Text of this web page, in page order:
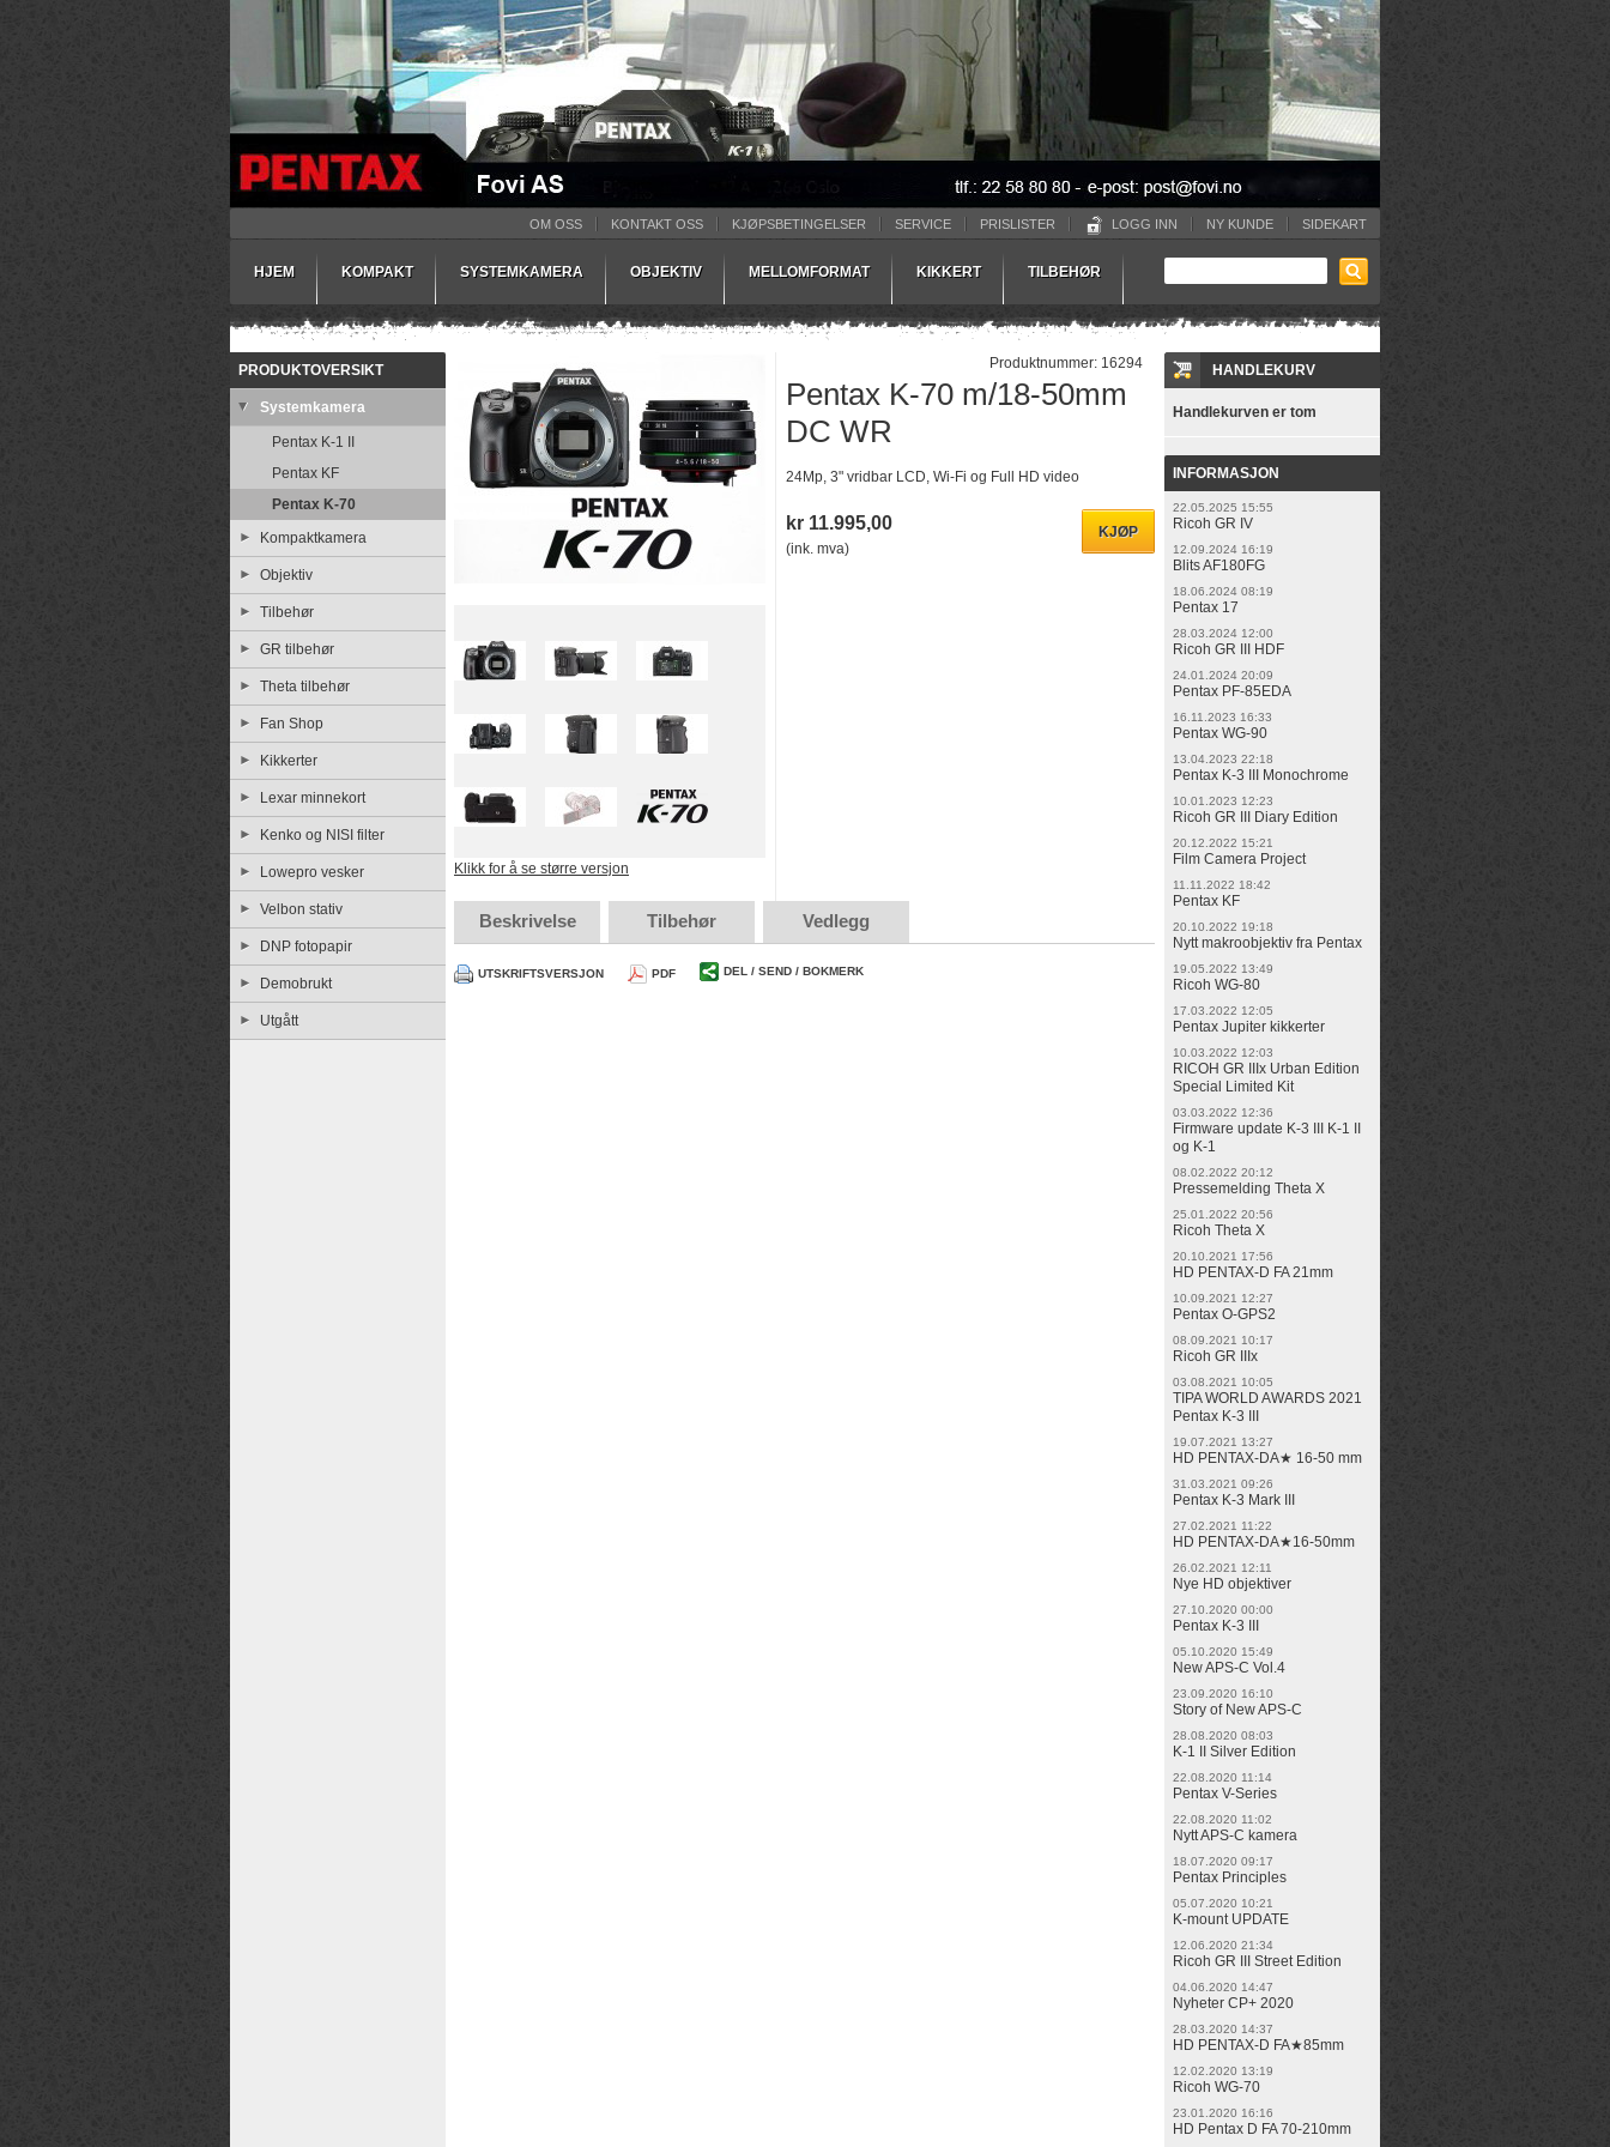
OM OSS KONTAKT OSS KJØPSBETINGELSER SERVICE PRISLISTER LOGG INN NY KUNDE SIDEKART
HJEM KOMPAKT SYSTEMKAMERA OBJEKTIV MELLOMFORMAT KIKKERT TILBEHØR
PRODUKTOVERSIKT
Systemkamera
Pentax K-1 II
Pentax KF
Pentax K-70
Kompaktkamera
Objektiv
Tilbehør
GR tilbehør
Theta tilbehør
Fan Shop
Kikkerter
Lexar minnekort
Kenko og NISI filter
Lowepro vesker
Velbon stativ
DNP fotopapir
Demobrukt
Utgått
Produktnummer: 16294
Klikk for å se større versjon
Pentax K-70 m/18-50mm
DC WR
24Mp, 3" vridbar LCD, Wi-Fi og Full HD video
kr 11.995,00
(ink. mva)
Beskrivelse Tilbehør Vedlegg
UTSKRIFTSVERSJON PDF DEL / SEND / BOKMERK
HANDLEKURV
Handlekurven er tom
INFORMASJON
22.05.2025 15:55
Ricoh GR IV
12.09.2024 16:19
Blits AF180FG
18.06.2024 08:19
Pentax 17
28.03.2024 12:00
Ricoh GR III HDF
24.01.2024 20:09
Pentax PF-85EDA
16.11.2023 16:33
Pentax WG-90
13.04.2023 22:18
Pentax K-3 III Monochrome
10.01.2023 12:23
Ricoh GR III Diary Edition
20.12.2022 15:21
Film Camera Project
11.11.2022 18:42
Pentax KF
20.10.2022 19:18
Nytt makroobjektiv fra Pentax
19.05.2022 13:49
Ricoh WG-80
17.03.2022 12:05
Pentax Jupiter kikkerter
10.03.2022 12:03
RICOH GR IIIx Urban Edition
Special Limited Kit
03.03.2022 12:36
Firmware update K-3 III K-1 II
og K-1
08.02.2022 20:12
Pressemelding Theta X
25.01.2022 20:56
Ricoh Theta X
20.10.2021 17:56
HD PENTAX-D FA 21mm
10.09.2021 12:27
Pentax O-GPS2
08.09.2021 10:17
Ricoh GR IIIx
03.08.2021 10:05
TIPA WORLD AWARDS 2021
Pentax K-3 III
19.07.2021 13:27
HD PENTAX-DA★ 16-50 mm
31.03.2021 09:26
Pentax K-3 Mark III
27.02.2021 11:22
HD PENTAX-DA★16-50mm
26.02.2021 12:11
Nye HD objektiver
27.10.2020 00:00
Pentax K-3 III
05.10.2020 15:49
New APS-C Vol.4
23.09.2020 16:10
Story of New APS-C
28.08.2020 08:03
K-1 II Silver Edition
22.08.2020 11:14
Pentax V-Series
22.08.2020 11:02
Nytt APS-C kamera
18.07.2020 09:17
Pentax Principles
05.07.2020 10:21
K-mount UPDATE
12.06.2020 21:34
Ricoh GR III Street Edition
04.06.2020 14:47
Nyheter CP+ 2020
28.03.2020 14:37
HD PENTAX-D FA★85mm
12.02.2020 13:19
Ricoh WG-70
23.01.2020 16:16
HD Pentax D FA 70-210mm